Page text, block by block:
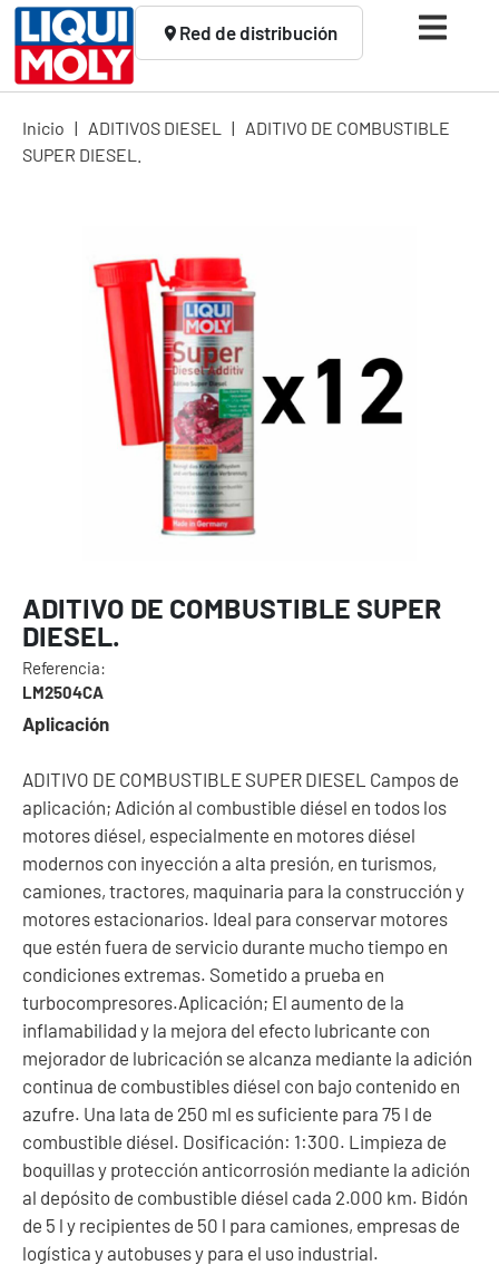
Red de distribución
Inicio | ADITIVOS DIESEL | ADITIVO DE COMBUSTIBLE
SUPER DIESEL.
ADITIVO DE COMBUSTIBLE SUPER
DIESEL.
Referencia:
LM2504CA
Aplicación
ADITIVO DE COMBUSTIBLE SUPER DIESEL Campos de
aplicación; Adición al combustible diésel en todos los
motores diésel, especialmente en motores diésel
modernos con inyección a alta presión, en turismos,
camiones, tractores, maquinaria para la construcción y
motores estacionarios. Ideal para conservar motores
que estén fuera de servicio durante mucho tiempo en
condiciones extremas. Sometido a prueba en
turbocompresores.Aplicación; El aumento de la
inflamabilidad y la mejora del efecto lubricante con
mejorador de lubricación se alcanza mediante la adición
continua de combustibles diésel con bajo contenido en
azufre. Una lata de 250 ml es suficiente para 75 l de
combustible diésel. Dosificación: 1:300. Limpieza de
boquillas y protección anticorrosión mediante la adición
al depósito de combustible diésel cada 2.000 km. Bidón
de 5 l y recipientes de 50 l para camiones, empresas de
logística y autobuses y para el uso industrial.